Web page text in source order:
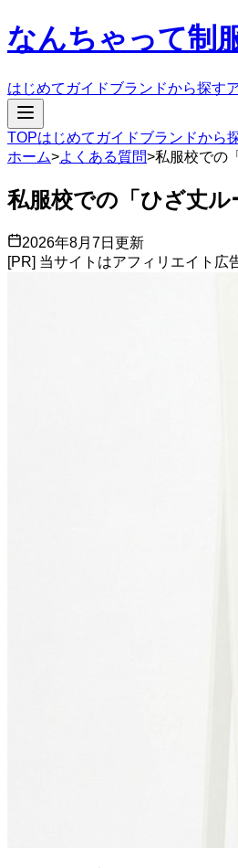
なんちゃって制
はじめてガイドブランドから探す
TOPはじめてガイドブランドから
ホーム>よくある質問>私服校での
私服校での「ひざ丈
2026年8月7日 更新
[PR] 当サイトはアフィリエイト広